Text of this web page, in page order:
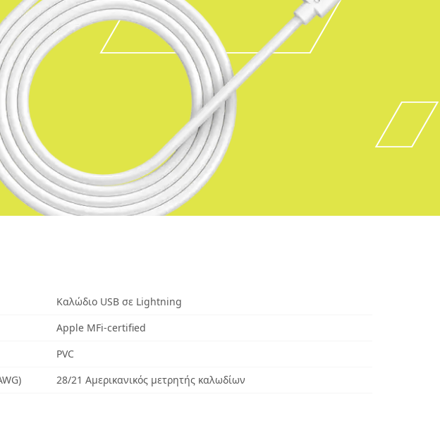
Καλώδιο USB σε Lightning
Apple MFi-certified
PVC
28/21 Αμερικανικός μετρητής καλωδίων